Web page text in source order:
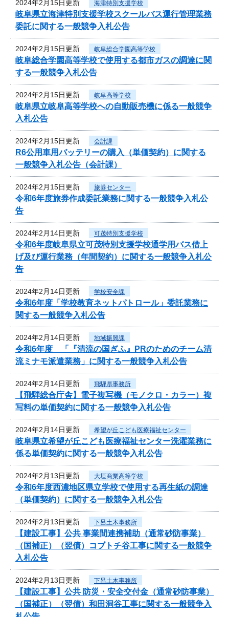
2024年2月15日更新 海津特別支援学校
岐阜県立海津特別支援学校スクールバス運行管理業務
委託に関する一般競争入札公告
2024年2月15日更新 岐阜総合学園高等学校
岐阜総合学園高等学校で使用する都市ガスの調達に関
する一般競争入札公告
2024年2月15日更新 岐阜高等学校
岐阜県立岐阜高等学校への自動販売機に係る一般競争
入札公告
2024年2月15日更新 会計課
R6公用車用バッテリーの購入（単価契約）に関する
一般競争入札公告（会計課）
2024年2月15日更新 旅券センター
令和6年度旅券作成委託業務に関する一般競争入札公
告
2024年2月14日更新 可茂特別支援学校
令和6年度岐阜県立可茂特別支援学校通学用バス借上
げ及び運行業務（年間契約）に関する一般競争入札公
告
2024年2月14日更新 学校安全課
令和6年度「学校教育ネットパトロール」委託業務に
関する一般競争入札公告
2024年2月14日更新 地域振興課
令和6年度 「『清流の国ぎふ』PRのためのチーム清
流ミナモ派遣業務」に関する一般競争入札公告
2024年2月14日更新 飛騨県事務所
【飛騨総合庁舎】電子複写機（モノクロ・カラー）複
写料の単価契約に関する一般競争入札公告
2024年2月14日更新 希望が丘こども医療福祉センター
岐阜県立希望が丘こども医療福祉センター洗濯業務に
係る単価契約に関する一般競争入札公告
2024年2月13日更新 大垣商業高等学校
令和6年度西濃地区県立学校で使用する再生紙の調達
（単価契約）に関する一般競争入札公告
2024年2月13日更新 下呂土木事務所
【建設工事】公共 事業間連携補助（通常砂防事業）
（国補正）（翌債）コブトチ谷工事に関する一般競争
入札公告
2024年2月13日更新 下呂土木事務所
【建設工事】公共 防災・安全交付金（通常砂防事業）
（国補正）（翌債）和田洞谷工事に関する一般競争入